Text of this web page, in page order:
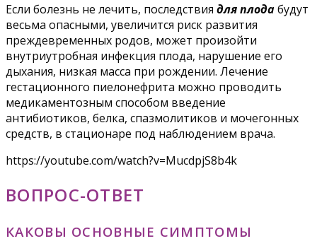
Если болезнь не лечить, последствия для плодабудут
весьма опасными, увеличится риск развития
преждевременных родов, может произойти
внутриутробная инфекция плода, нарушение его
дыхания, низкая масса при рождении. Лечение
гестационного пиелонефрита можно проводить
медикаментозным способом введение
антибиотиков, белка, спазмолитиков и мочегонных
средств, в стационаре под наблюдением врача.
https://youtube.com/watch?v=MucdpjS8b4k
ВОПРОС-ОТВЕТ
КАКОВЫ ОСНОВНЫЕ СИМПТОМЫ